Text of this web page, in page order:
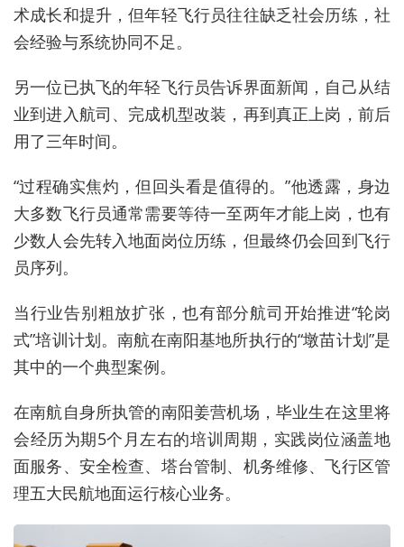
术成长和提升，但年轻飞行员往往缺乏社会历练 ，社
会经验与系统协同不足。
另一位已执飞的年轻飞行员告诉界面新闻，自己从结
业到进入航司、完成机型改装，再到真正上岗，前后
用了三年时间。
“过程确实焦灼，但回头看是值得的。”他透露，身边
大多数飞行员通常需要等待一至两年才能上岗，也有
少数人会先转入地面岗位历练 ，但最终仍会回到飞行
员序列。
当行业告别粗放扩张，也有部分航司开始推进“轮岗
式”培训计划。南航在南阳基地所执行的“墩苗计划”是
其中的一个典型案例。
在南航自身所执管的南阳姜营机场，毕业生在这里将
会经历为期5个月左右的培训周期， 实践岗位涵盖地
面服务、安全检查、塔台管制、机务维修、飞行区管
理五大民航地面运行核心业务。